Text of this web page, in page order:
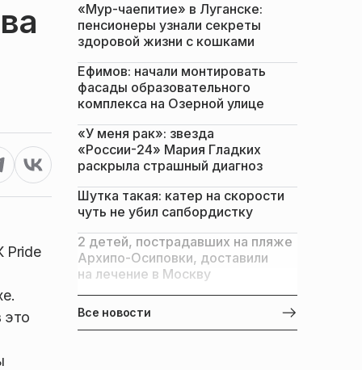
Pride
это
«Мур-чаепитие» в Луганске:
пенсионеры узнали секреты
здоровой жизни с кошками
Ефимов: начали монтировать
фасады образовательного
комплекса на Озерной улице
«У меня рак»: звезда
«России-24» Мария Гладких
раскрыла страшный диагноз
Шутка такая: катер на скорости
чуть не убил сапбордистку
2 детей, пострадавших на пляже
Архипо-Осиповки, доставили
на лечение в Москву
Все новости